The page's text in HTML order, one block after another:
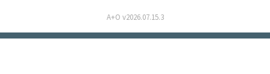
A+O v2026.07.15.3